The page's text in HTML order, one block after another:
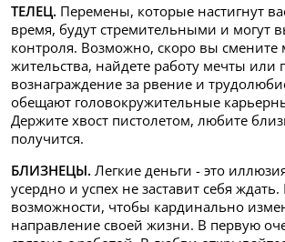
ТЕЛЕЦ. Перемены, которые настигнут
время, будут стремительными и могут
контроля. Возможно, скоро вы смените
жительства, найдете работу мечты или
вознаграждение за рвение и
обещают головокружительные
Держите хвост пистолетом, любите
получится.
БЛИЗНЕЦЫ. Легкие деньги - это
усердно и успех не заставит себя
возможности, чтобы кардинально
направление своей жизни. В первую